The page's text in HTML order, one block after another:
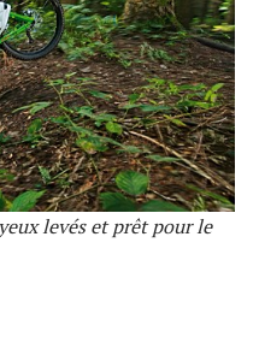
levés et prêt pour le